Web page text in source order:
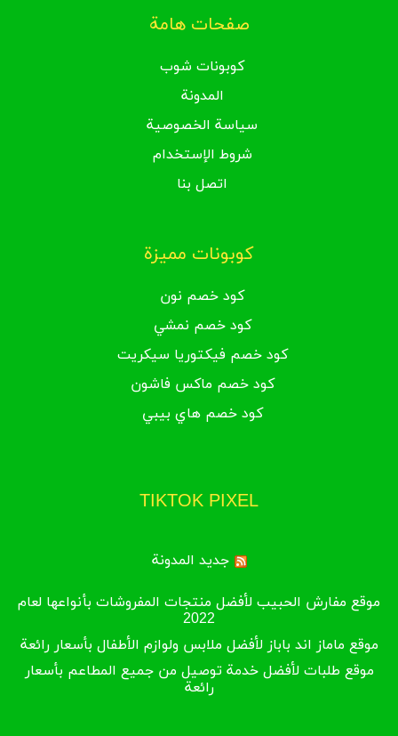
صفحات هامة
كوبونات شوب
المدونة
سياسة الخصوصية
شروط الإستخدام
اتصل بنا
كوبونات مميزة
كود خصم نون
كود خصم نمشي
كود خصم فيكتوريا سيكريت
كود خصم ماكس فاشون
كود خصم هاي بيبي
TIKTOK PIXEL
جديد المدونة
موقع مفارش الحبيب لأفضل منتجات المفروشات بأنواعها لعام
2022
موقع ماماز اند باباز لأفضل ملابس ولوازم الأطفال بأسعار رائعة
موقع طلبات لأفضل خدمة توصيل من جميع المطاعم بأسعار
رائعة